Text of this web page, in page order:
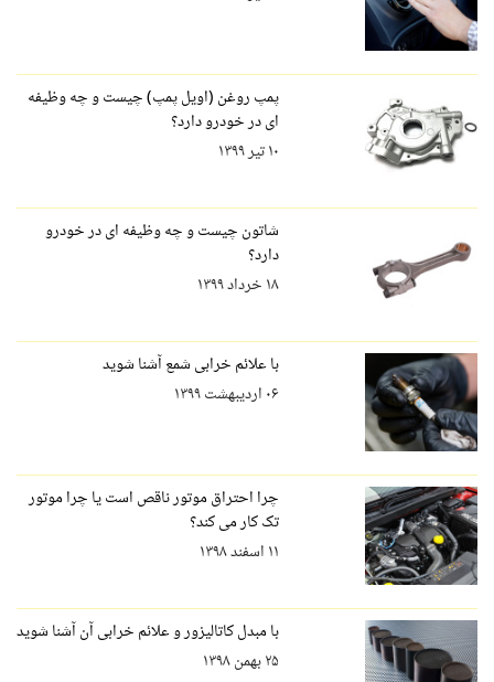
پمپ روغن (اویل پمپ) چیست و چه وظیفه
ای در خودرو دارد؟
۱۰ تیر ۱۳۹۹
شاتون چیست و چه وظیفه ای در خودرو
دارد؟
۱۸ خرداد ۱۳۹۹
با علائم خرابی شمع آشنا شوید
۰۶ اردیبهشت ۱۳۹۹
چرا احتراق موتور ناقص است یا چرا موتور
تک کار می کند؟
۱۱ اسفند ۱۳۹۸
با مبدل کاتالیزور و علائم خرابی آن آشنا شوید
۲۵ بهمن ۱۳۹۸